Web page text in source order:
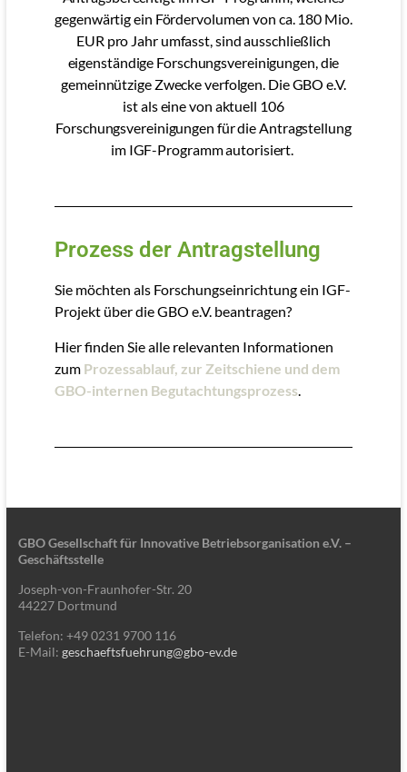
gegenwärtig ein Fördervolumen von ca. 180 Mio.
EUR pro Jahr umfasst, sind ausschließlich
eigenständige Forschungsvereinigungen, die
gemeinnützige Zwecke verfolgen. Die GBO e.V.
ist als eine von aktuell 106
Forschungsvereinigungen für die Antragstellung
im IGF-Programm autorisiert.
Prozess der Antragstellung
Sie möchten als Forschungseinrichtung ein IGF-
Projekt über die GBO e.V. beantragen?
Hier finden Sie alle relevanten Informationen
zum Prozessablauf, zur Zeitschiene und dem
GBO-internen Begutachtungsprozess.
GBO Gesellschaft für Innovative Betriebsorganisation e.V. –
Geschäftsstelle
Joseph-von-Fraunhofer-Str. 20
44227 Dortmund
Telefon: +49 0231 9700 116
E-Mail: geschaeftsfuehrung@gbo-ev.de